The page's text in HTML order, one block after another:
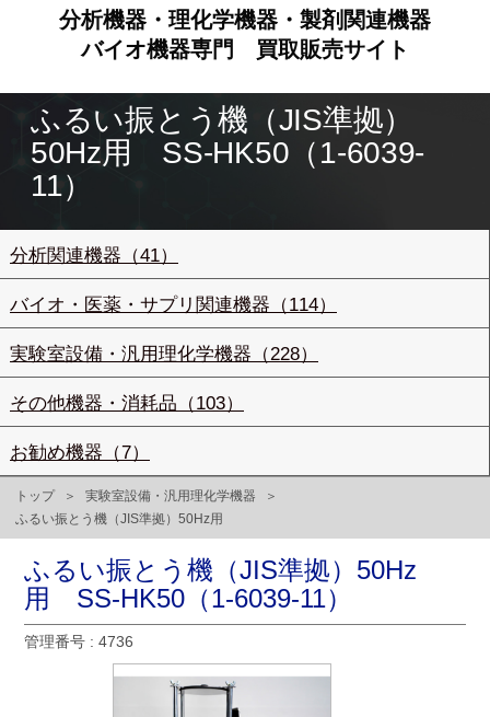
分析機器・理化学機器・製剤関連機器
バイオ機器専門
買取販売サイト
ふるい振とう機（JIS準拠）
50Hz用 SS-HK50（1-6039-
11）
分析関連機器（41）
バイオ・医薬・サプリ関連機器（114）
実験室設備・汎用理化学機器（228）
その他機器・消耗品（103）
お勧め機器（7）
トップ
実験室設備・汎用理化学機器
ふるい振とう機（JIS準拠）50Hz用
ふるい振とう機（JIS準拠）50Hz
用 SS-HK50（1-6039-11）
管理番号 : 4736